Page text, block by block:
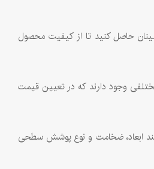
حاصل کنید تا از کیفیت محصول
وجود دارند که در تعیین قیمت
ابعاد، ضخامت و نوع پوشش سطحی